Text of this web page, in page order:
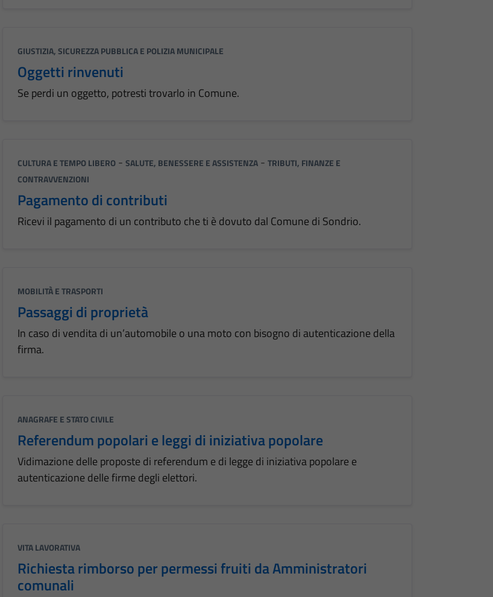
GIUSTIZIA, SICUREZZA PUBBLICA E POLIZIA MUNICIPALE
Oggetti rinvenuti
Se perdi un oggetto, potresti trovarlo in Comune.
CULTURA E TEMPO LIBERO- SALUTE, BENESSERE E ASSISTENZA- TRIBUTI, FINANZE E
CONTRAVVENZIONI
Pagamento di contributi
Ricevi il pagamento di un contributo che ti è dovuto dal Comune di Sondrio.
MOBILITÀ E TRASPORTI
Passaggi di proprietà
In caso di vendita di un’automobile o una moto con bisogno di autenticazione della
firma.
ANAGRAFE E STATO CIVILE
Referendum popolari e leggi di iniziativa popolare
Vidimazione delle proposte di referendum e di legge di iniziativa popolare e
autenticazione delle firme degli elettori.
VITA LAVORATIVA
Richiesta rimborso per permessi fruiti da Amministratori
comunali